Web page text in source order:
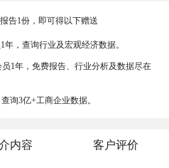
告1份，即可得以下赠送
，查询行业及宏观经济数据。
1年，免费报告、行业分析及数据尽在
询3亿+工商企业数据。
内容 客户评价